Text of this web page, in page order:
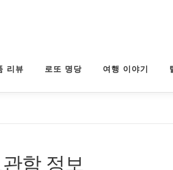
리뷰 로또 명당 여행 이야기
함 정보